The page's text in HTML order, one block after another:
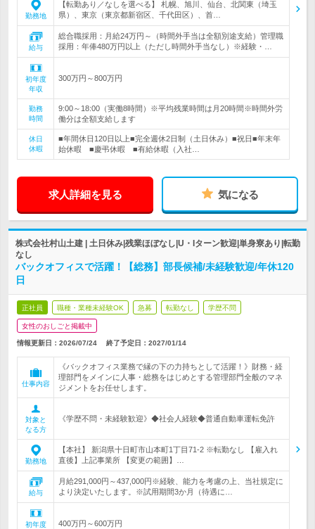
勤務地
【転勤あり／なしを選べる】 札幌、旭川、仙台、北関東（埼玉
県）、東京（東京都新宿区、千代田区）、首…
給与
総合職採用：月給24万円～（時間外手当は全額別途支給）管理職
採用：年俸480万円以上（ただし時間外手当なし）※経験・…
初年度
年収
300万円～800万円
勤務
時間
9:00～18:00（実働8時間）※平均残業時間は月20時間※時間外労
働分は全額支給します
休日
休暇
■年間休日120日以上■完全週休2日制（土日休み）■祝日■年末年
始休暇 ■慶弔休暇 ■有給休暇（入社…
求人詳細を見る 気になる
株式会社村山土建 | 土日休み|残業ほぼなし|U・Iターン歓迎|単身寮あり|転勤
なし
バックオフィスで活躍！【総務】部長候補/未経験歓迎/年休120
日
正社員 職種・業種未経験OK 急募 転勤なし 学歴不問
女性のおしごと掲載中
情報更新日：2026/07/24 終了予定日： 2027/01/14
仕事内容
《バックオフィス業務で縁の下の力持ちとして活躍！》財務・経
理部門をメインに人事・総務をはじめとする管理部門全般のマネ
ジメントをお任せします。
対象と
なる方
《学歴不問・未経験歓迎》◆社会人経験◆普通自動車運転免許
勤務地
【本社】 新潟県十日町市山本町1丁目71-2 ※転勤なし 【雇入れ
直後】上記事業所 【変更の範囲】…
給与
月給291,000円～437,000円※経験、能力を考慮の上、当社規定に
より決定いたします。※試用期間3か月（待遇に…
初年度
400万円～600万円